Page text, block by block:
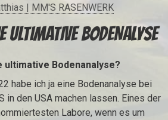
| MM'S RASENWERK
ULTIMATIVE BODENALYSE
ultimative Bodenanalyse?
habe ich ja eine Bodenanalyse bei
in den USA machen lassen. Eines der
Labore, wenn es um